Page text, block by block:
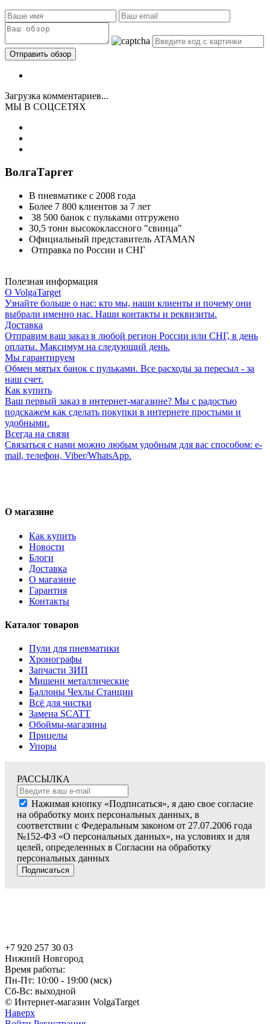
Загрузка комментариев...
МЫ В СОЦСЕТЯХ
ВолгаТаргет
В пневматике с 2008 года
Более 7 800 клиентов за 7 лет
38 500 банок с пульками отгружено
30,5 тонн высококлассного "свинца"
Официальный представитель ATAMAN
Отправка по России и СНГ
Полезная информация
О VolgaTarget
Узнайте больше о нас: кто мы, наши клиенты и почему они
выбрали именно нас. Наши контакты и реквизиты.
Доставка
Отправим ваш заказ в любой регион России или СНГ, в день
оплаты. Максимум на следующий день.
Мы гарантируем
Обмен мятых банок с пульками. Все расходы за пересыл - за
наш счет.
Как купить
Ваш первый заказ в интернет-магазине? Мы с радостью
подскажем как сделать покупки в интернете простыми и
удобными.
Всегда на связи
Связаться с нами можно любым удобным для вас способом: e-
mail, телефон, Viber/WhatsApp.
О магазине
Как купить
Новости
Блоги
Доставка
О магазине
Гарантия
Контакты
Каталог товаров
Пули для пневматики
Хронографы
Запчасти ЗИП
Мишени металлические
Баллоны Чехлы Станции
Всё для чистки
Замена SCATT
Обоймы-магазины
Прицелы
Упоры
РАССЫЛКА
Нажимая кнопку «Подписаться», я даю свое согласие
на обработку моих персональных данных, в
соответствии с Федеральным законом от 27.07.2006 года
№152-ФЗ «О персональных данных», на условиях и для
целей, определенных в Согласии на обработку
персональных данных
Подписаться
+7 920 257 30 03
Нижний Новгород
Время работы:
Пн-Пт: 10:00 - 19:00 (мск)
Сб-Вс: выходной
© Интернет-магазин VolgaTarget
Наверх